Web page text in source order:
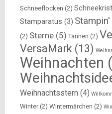
Schneeflocken (2)
Stamparatus (3)
(2) Sterne (5) Tannen (2)
VersaMark (13)
Weihnachten
Weihnachtsstern (4)
Winter(2) Wintermärchen (2)